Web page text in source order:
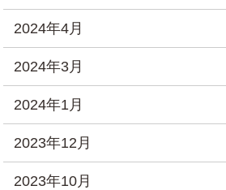
2024年4月
2024年3月
2024年1月
2023年12月
2023年10月